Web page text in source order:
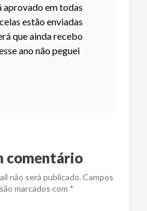
aprovado em todas
estão enviadas
que ainda recebo
ano não peguei
comentário
não será publicado. Campos
marcados com *